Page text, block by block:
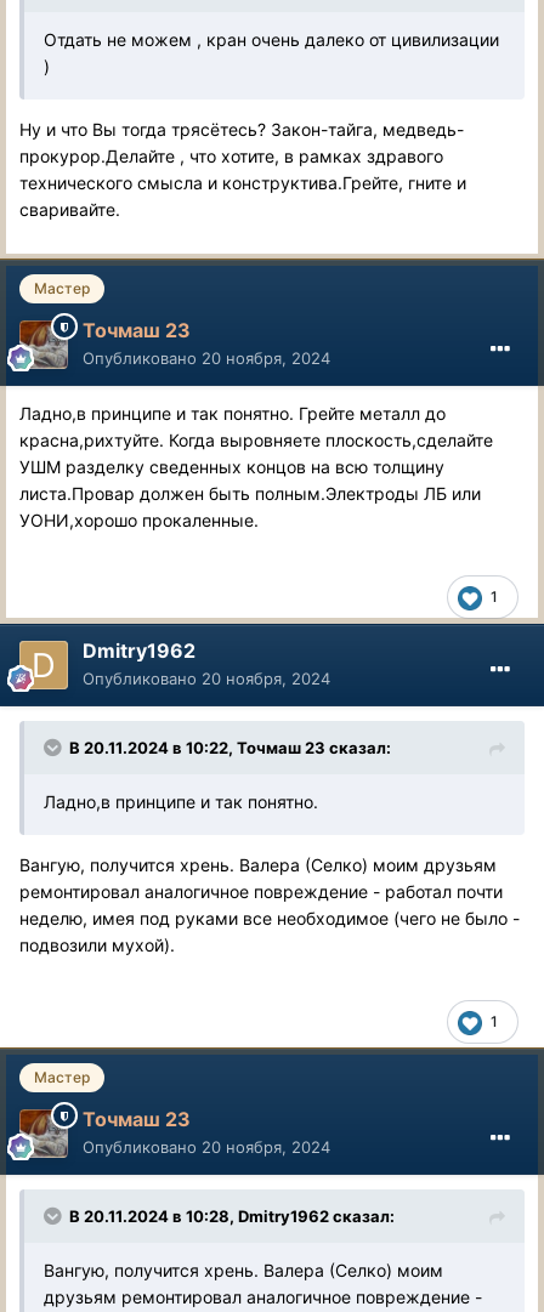
Отдать не можем , кран очень далеко от цивилизации
)
Ну и что Вы тогда трясётесь? Закон-тайга, медведь-
прокурор.Делайте , что хотите, в рамках здравого
технического смысла и конструктива.Грейте, гните и
сваривайте.
Мастер
Точмаш 23
Опубликовано 20 ноября, 2024
Ладно,в принципе и так понятно. Грейте металл до
красна,рихтуйте. Когда выровняете плоскость,сделайте
УШМ разделку сведенных концов на всю толщину
листа.Провар должен быть полным.Электроды ЛБ или
УОНИ,хорошо прокаленные.
1
Dmitry1962
Опубликовано 20 ноября, 2024
В 20.11.2024 в 10:22, Точмаш 23 сказал:
Ладно,в принципе и так понятно.
Вангую, получится хрень. Валера (Селко) моим друзьям
ремонтировал аналогичное повреждение - работал почти
неделю, имея под руками все необходимое (чего не было -
подвозили мухой).
1
Мастер
Точмаш 23
Опубликовано 20 ноября, 2024
В 20.11.2024 в 10:28, Dmitry1962сказал:
Вангую, получится хрень. Валера (Селко) моим
друзьям ремонтировал аналогичное повреждение -